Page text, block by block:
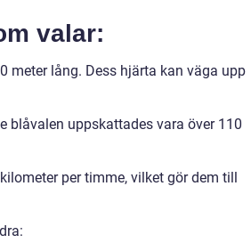
valar:
meter lång. Dess hjärta kan väga upp
blåvalen uppskattades vara över 110
per timme, vilket gör dem till